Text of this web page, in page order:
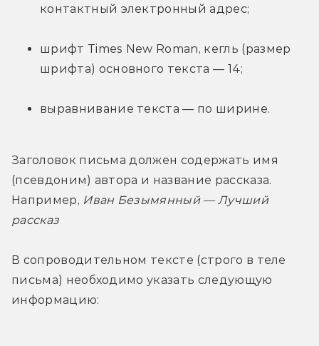
контактный электронный адрес;
шрифт Times New Roman, кегль (размер
шрифта) основного текста — 14;
выравнивание текста — по ширине.
Заголовок письма должен содержать имя
(псевдоним) автора и название рассказа.
Например, Иван Безымянный — Лучший
рассказ
В сопроводительном тексте (строго в теле
письма) необходимо указать следующую
информацию: